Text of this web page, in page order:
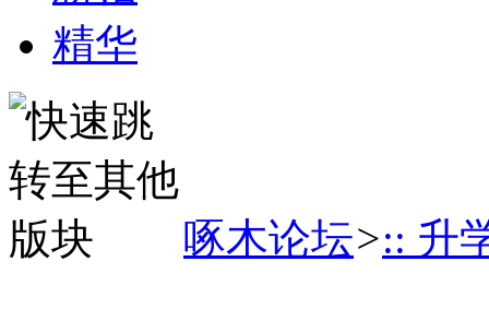
精华
啄木论坛>:: 升